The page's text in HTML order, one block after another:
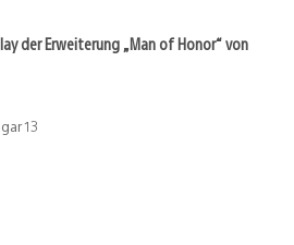
der Erweiterung „Man of Honor“ von
13